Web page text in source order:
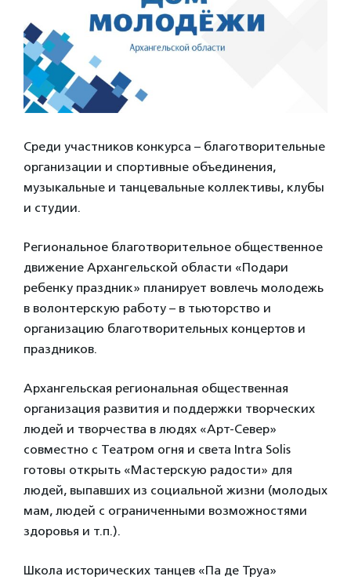
Среди участников конкурса – благотворительные
организации и спортивные объединения,
музыкальные и танцевальные коллективы, клубы
и студии.
Региональное благотворительное общественное
движение Архангельской области «Подари
ребенку праздник» планирует вовлечь молодежь
в волонтерскую работу – в тьюторство и
организацию благотворительных концертов и
праздников.
Архангельская региональная общественная
организация развития и поддержки творческих
людей и творчества в людях «Арт-Север»
совместно с Театром огня и света Intra Solis
готовы открыть «Мастерскую радости» для
людей, выпавших из социальной жизни (молодых
мам, людей с ограниченными возможностями
здоровья и т.п.).
Школа исторических танцев «Па де Труа»